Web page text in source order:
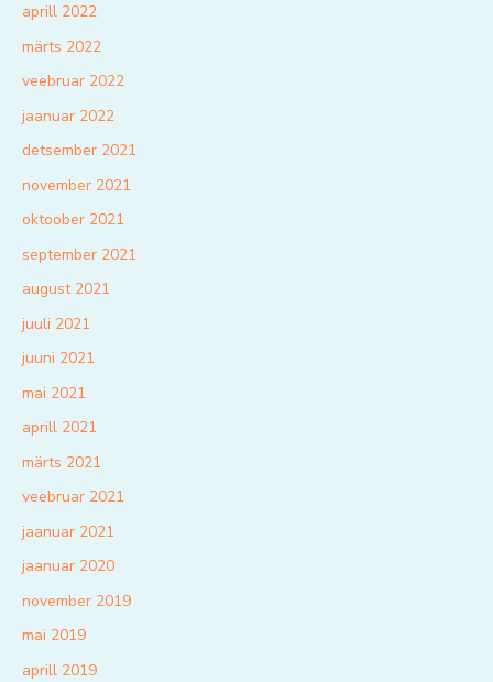
aprill 2022
märts 2022
veebruar 2022
jaanuar 2022
detsember 2021
november 2021
oktoober 2021
september 2021
august 2021
juuli 2021
juuni 2021
mai 2021
aprill 2021
märts 2021
veebruar 2021
jaanuar 2021
jaanuar 2020
november 2019
mai 2019
aprill 2019